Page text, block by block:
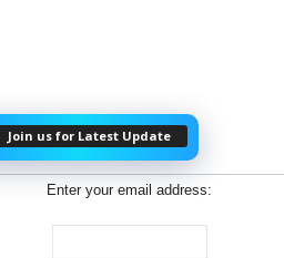
Join us for Latest Update
Enter your email address: